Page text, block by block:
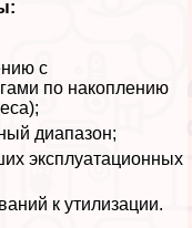
с
по накоплению
диапазон;
эксплуатационных
к утилизации.